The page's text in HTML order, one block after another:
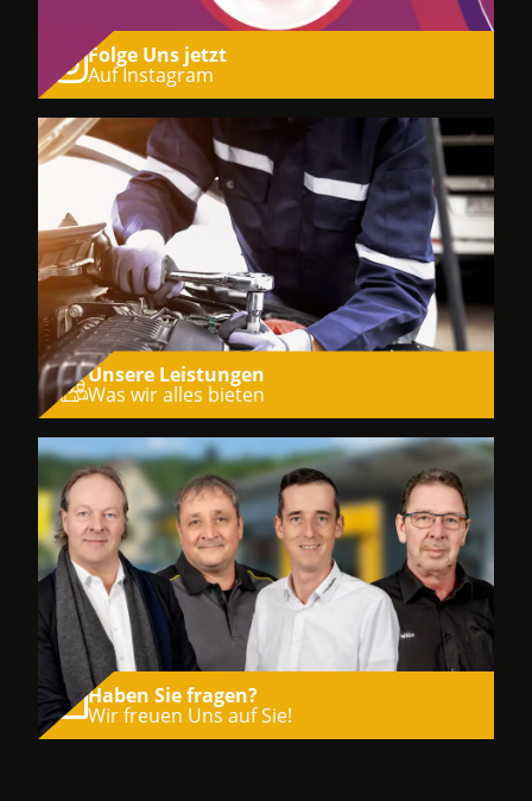
Folge Uns jetzt
Auf Instagram
Unsere Leistungen
Was wir alles bieten
Haben Sie fragen?
Wir freuen Uns auf Sie!